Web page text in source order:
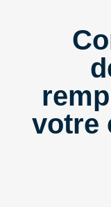
votre